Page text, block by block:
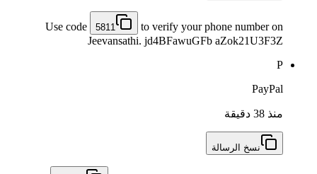
Use code 5811
to verify your phone number on
Jeevansathi. jd4BFawuGFb aZok21U3F3Z
P
PayPal
منذ 38 دقيقة
نسخ الرسالة